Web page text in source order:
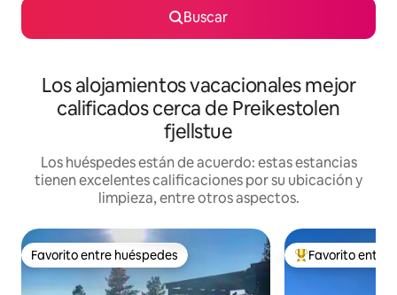
Buscar
Los alojamientos vacacionales mejor
calificados cerca de Preikestolen
fjellstue
Los huéspedes están de acuerdo: estas estancias
tienen excelentes calificaciones por su ubicación y
limpieza, entre otros aspectos.
Favorito entre huéspedes
Favorito entre huéspedes De los mejores
Favorito entre